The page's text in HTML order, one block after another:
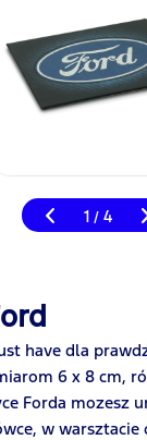
1 / 4
have dla
6 x 8 cm,
Forda mozesz
w warsztacie